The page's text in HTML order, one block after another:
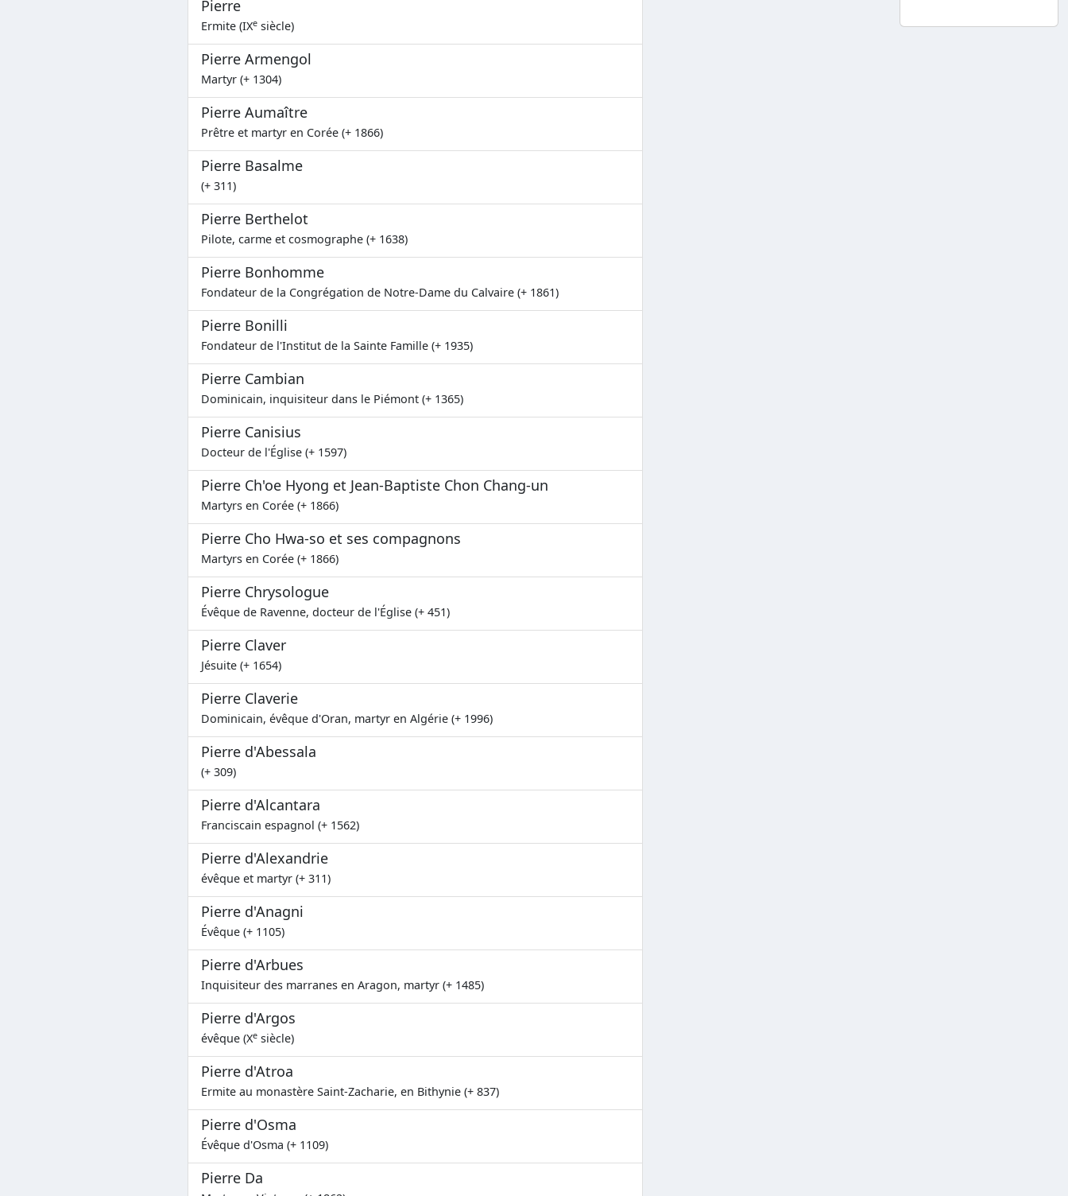
Pierre
Ermite (IXe siècle)
Pierre Armengol
Martyr (+ 1304)
Pierre Aumaître
Prêtre et martyr en Corée (+ 1866)
Pierre Basalme
(+ 311)
Pierre Berthelot
Pilote, carme et cosmographe (+ 1638)
Pierre Bonhomme
Fondateur de la Congrégation de Notre-Dame du Calvaire (+ 1861)
Pierre Bonilli
Fondateur de l'Institut de la Sainte Famille (+ 1935)
Pierre Cambian
Dominicain, inquisiteur dans le Piémont (+ 1365)
Pierre Canisius
Docteur de l'Église (+ 1597)
Pierre Ch'oe Hyong et Jean-Baptiste Chon Chang-un
Martyrs en Corée (+ 1866)
Pierre Cho Hwa-so et ses compagnons
Martyrs en Corée (+ 1866)
Pierre Chrysologue
Évêque de Ravenne, docteur de l'Église (+ 451)
Pierre Claver
Jésuite (+ 1654)
Pierre Claverie
Dominicain, évêque d'Oran, martyr en Algérie (+ 1996)
Pierre d'Abessala
(+ 309)
Pierre d'Alcantara
Franciscain espagnol (+ 1562)
Pierre d'Alexandrie
évêque et martyr (+ 311)
Pierre d'Anagni
Évêque (+ 1105)
Pierre d'Arbues
Inquisiteur des marranes en Aragon, martyr (+ 1485)
Pierre d'Argos
évêque (Xe siècle)
Pierre d'Atroa
Ermite au monastère Saint-Zacharie, en Bithynie (+ 837)
Pierre d'Osma
Évêque d'Osma (+ 1109)
Pierre Da